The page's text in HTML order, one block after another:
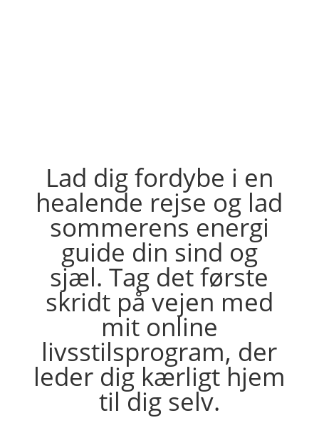
Lad dig fordybe i en
healende rejse og lad
sommerens energi
guide din sind og
sjæl. Tag det første
skridt på vejen med
mit online
livsstilsprogram, der
leder dig kærligt hjem
til dig selv.